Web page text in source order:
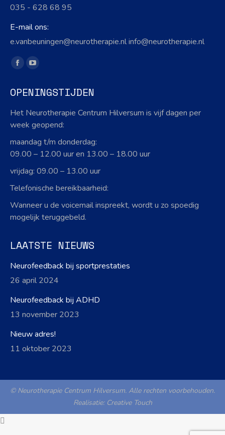
035 - 628 68 95
E-mail ons:
e.vanbeuningen@neurotherapie.nl info@neurotherapie.nl
Vind ons op:
Facebook
opens
in
new
YouTube
opens
new
OPENINGSTIJDEN
Het Neurotherapie Centrum Hilversum is vijf dagen per
week geopend:
maandag t/m donderdag:
09.00 – 12.00 uur en 13.00 – 18.00 uur
vrijdag: 09.00 – 13.00 uur
Telefonische bereikbaarheid:
Wanneer u de voicemail inspreekt, wordt u zo spoedig
mogelijk teruggebeld.
LAATSTE NIEUWS
Neurofeedback bij sportprestaties
26 april 2024
Neurofeedback bij ADHD
13 november 2023
Nieuw adres!
11 oktober 2023
© Neurotherapie Centrum Hilversum. Alle rechten voorbehouden.
Realisatie: Creative Touch